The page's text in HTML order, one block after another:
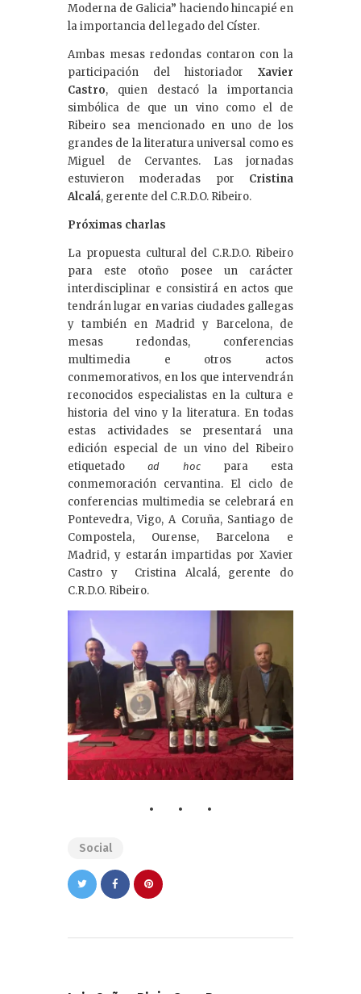
Moderna de Galicia” haciendo hincapié en
la importancia del legado del Císter.
Ambas mesas redondas contaron con la
participación del historiador Xavier
Castro, quien destacó la importancia
simbólica de que un vino como el de
Ribeiro sea mencionado en uno de los
grandes de la literatura universal como es
Miguel de Cervantes. Las jornadas
estuvieron moderadas por Cristina
Alcalá, gerente del C.R.D.O. Ribeiro.
Próximas charlas
La propuesta cultural del C.R.D.O. Ribeiro
para este otoño posee un carácter
interdisciplinar e consistirá en actos que
tendrán lugar en varias ciudades gallegas
y también en Madrid y Barcelona, de
mesas redondas, conferencias
multimedia e otros actos
conmemorativos, en los que intervendrán
reconocidos especialistas en la cultura e
historia del vino y la literatura. En todas
estas actividades se presentará una
edición especial de un vino del Ribeiro
etiquetadoad hocpara esta
conmemoración cervantina. El ciclo de
conferencias multimedia se celebrará en
Pontevedra, Vigo, A Coruña, Santiago de
Compostela, Ourense, Barcelona e
Madrid, y estarán impartidas por Xavier
Castro y Cristina Alcalá, gerente do
C.R.D.O. Ribeiro.
Social